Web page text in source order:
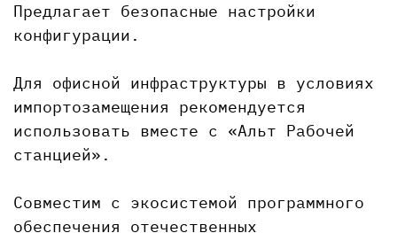
Предлагает безопасные настройки
конфигурации.
Для офисной инфраструктуры в условиях
импортозамещения рекомендуется
использовать вместе с «Альт Рабочей
станцией».
Совместим с экосистемой программного
обеспечения отечественных